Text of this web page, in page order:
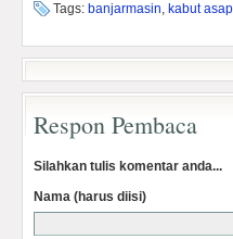
Tags: banjarmasin, kabut asap
Respon Pembaca
Silahkan tulis komentar anda...
Nama (harus diisi)